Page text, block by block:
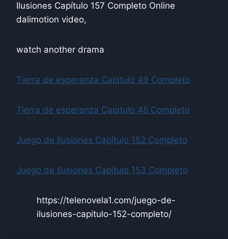
Ilusiones Capítulo 157 Completo Online
dalimotion video,
watch another drama
Tierra de esperanza Capitulo 49 Completo
Tierra de esperanza Capitulo 48 Completo
Juego de Ilusiones Capítulo 152 Completo
Juego de Ilusiones Capítulo 153 Completo
https://telenovela1.com/juego-de-
ilusiones-capitulo-152-completo/